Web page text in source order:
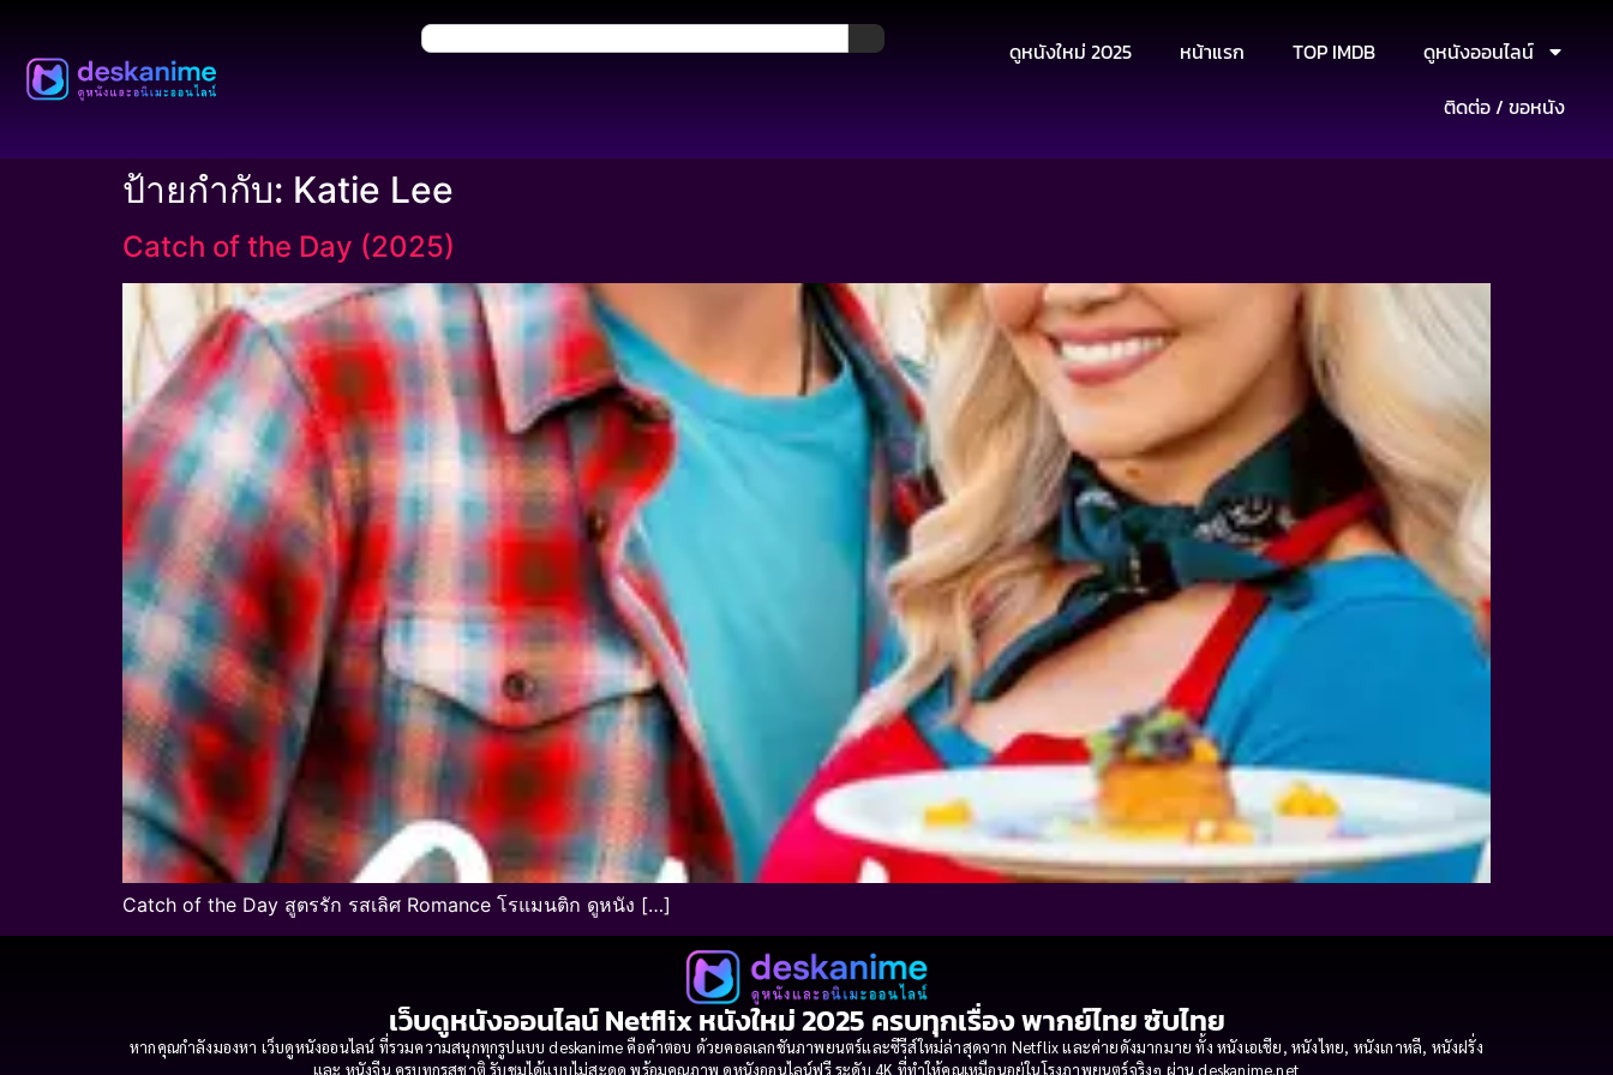
ดูหนังใหม่ 2025 หน้าแรก TOP IMDB
ดูหนังออนไลน์
ติดต่อ / ขอหนัง
ป้ายกำกับ: Katie Lee
Catch of the Day (2025)
Catch of the Day สูตรรัก รสเลิศ Romance โรแมนติก ดูหนัง […]
เว็บดูหนังออนไลน์ Netflix หนังใหม่ 2025 ครบทุกเรื่อง พากย์ไทย ซับไทย
หากคุณกำลังมองหา เว็บดูหนังออนไลน์ ที่รวมความสนุกทุกรูปแบบ deskanime คือคำตอบ ด้วยคอลเลกชันภาพยนตร์และซีรีส์ใหม่ล่าสุดจาก Netflix และค่ายดังมากมาย ทั้ง หนังเอเชีย, หนังไทย, หนังเกาหลี, หนังฝรั่ง
และ หนังจีน ครบทุกรสชาติ รับชมได้แบบไม่สะดุด พร้อมคุณภาพ ดูหนังออนไลน์ฟรี ระดับ 4K ที่ทำให้คุณเหมือนอยู่ในโรงภาพยนตร์จริงๆ ผ่าน deskanime.net